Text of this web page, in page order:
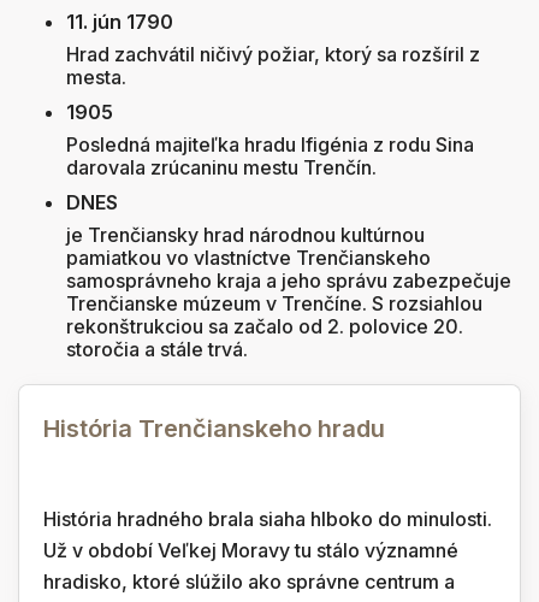
11. jún 1790
Hrad zachvátil ničivý požiar, ktorý sa rozšíril z
mesta.
1905
Posledná majiteľka hradu Ifigénia z rodu Sina
darovala zrúcaninu mestu Trenčín.
DNES
je Trenčiansky hrad národnou kultúrnou
pamiatkou vo vlastníctve Trenčianskeho
samosprávneho kraja a jeho správu zabezpečuje
Trenčianske múzeum v Trenčíne. S rozsiahlou
rekonštrukciou sa začalo od 2. polovice 20.
storočia a stále trvá.
História Trenčianskeho hradu
História hradného brala siaha hlboko do minulosti.
Už v období Veľkej Moravy tu stálo významné
hradisko, ktoré slúžilo ako správne centrum a